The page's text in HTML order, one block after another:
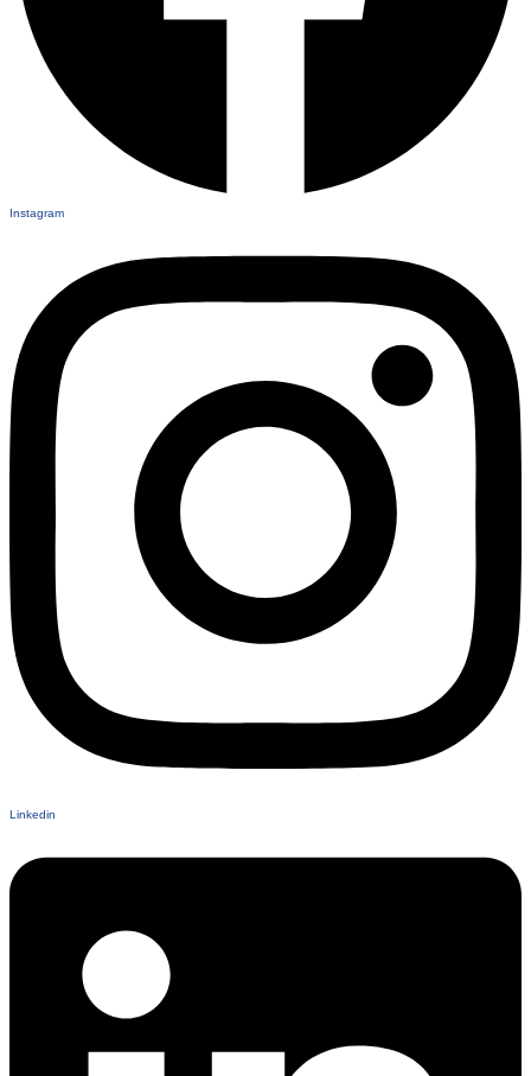
Instagram
Linkedin